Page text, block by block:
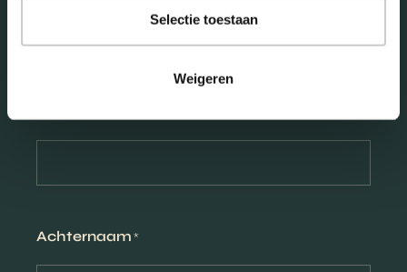
Selectie toestaan
Weigeren
Achternaam *